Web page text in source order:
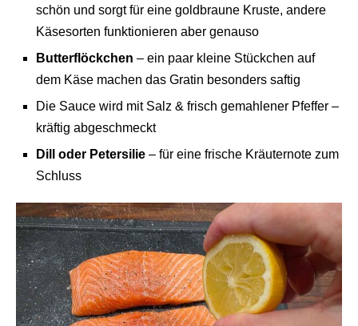
schön und sorgt für eine goldbraune Kruste, andere
Käsesorten funktionieren aber genauso
Butterflöckchen – ein paar kleine Stückchen auf
dem Käse machen das Gratin besonders saftig
Die Sauce wird mit Salz & frisch gemahlener Pfeffer –
kräftig abgeschmeckt
Dill oder Petersilie – für eine frische Kräuternote zum
Schluss